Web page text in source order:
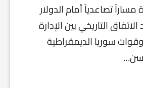
تصاعدياً أمام الدولار
التاريخي بين الإدارة
سوريا الديمقراطية